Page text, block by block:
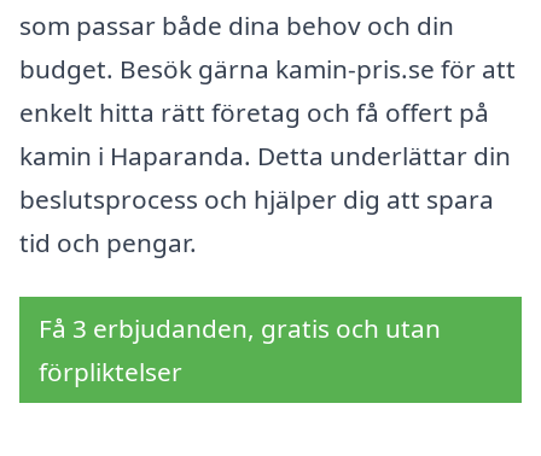
som passar både dina behov och din
budget. Besök gärna kamin-pris.se för att
enkelt hitta rätt företag och få offert på
kamin i Haparanda. Detta underlättar din
beslutsprocess och hjälper dig att spara
tid och pengar.
Få 3 erbjudanden, gratis och utan
förpliktelser